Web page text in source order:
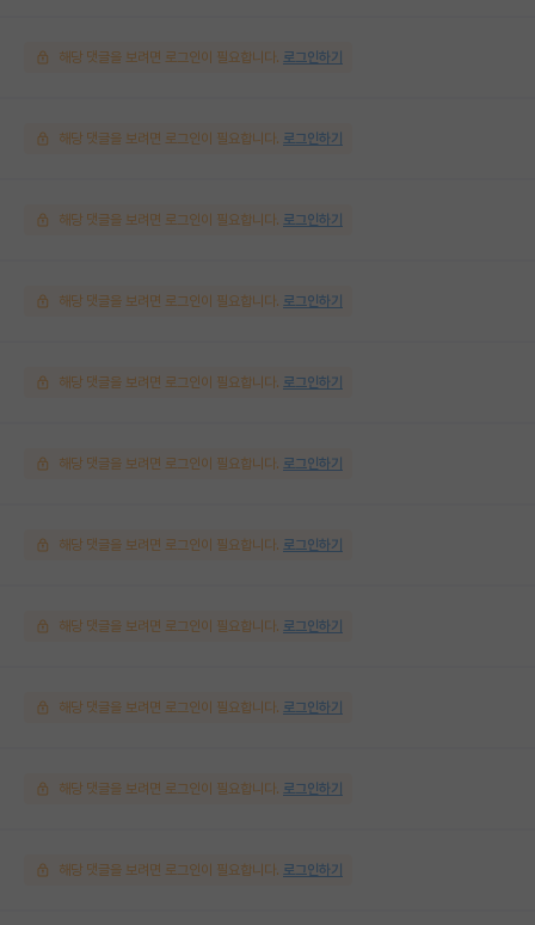
해당 댓글을 보려면 로그인이 필요합니다. 로그인하기
해당 댓글을 보려면 로그인이 필요합니다. 로그인하기
해당 댓글을 보려면 로그인이 필요합니다. 로그인하기
해당 댓글을 보려면 로그인이 필요합니다. 로그인하기
해당 댓글을 보려면 로그인이 필요합니다. 로그인하기
해당 댓글을 보려면 로그인이 필요합니다. 로그인하기
해당 댓글을 보려면 로그인이 필요합니다. 로그인하기
해당 댓글을 보려면 로그인이 필요합니다. 로그인하기
해당 댓글을 보려면 로그인이 필요합니다. 로그인하기
해당 댓글을 보려면 로그인이 필요합니다. 로그인하기
해당 댓글을 보려면 로그인이 필요합니다. 로그인하기